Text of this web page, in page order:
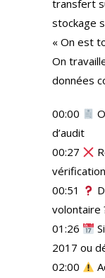
transfert
stockage
« On est
On
données
00:00
d’audit
00:27
vérification
00:51
volontaire
01:26
2017 ou
02:00